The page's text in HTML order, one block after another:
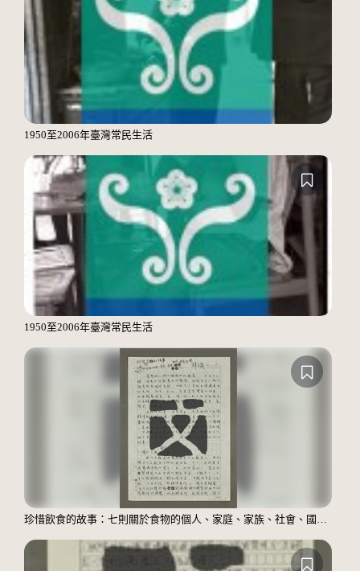
1950至2006年臺灣常民生活
1950至2006年臺灣常民生活
珍惜飲食的故事：七則關於食物的個人、家庭、家族、社會、國族記憶